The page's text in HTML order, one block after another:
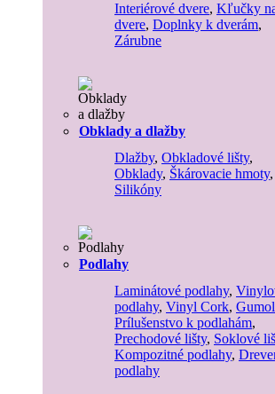
Interiérové dvere, Kľučky
dvere, Doplnky k dverám,
Zárubne
Obklady a dlažby
Dlažby, Obkladové lišty,
Obklady, Škárovacie hmoty,
Silikóny
Podlahy
Laminátové podlahy,
podlahy, Vinyl Cork,
Prílušenstvo k podlahám,
Prechodové lišty, Soklové
Kompozitné podlahy,
podlahy